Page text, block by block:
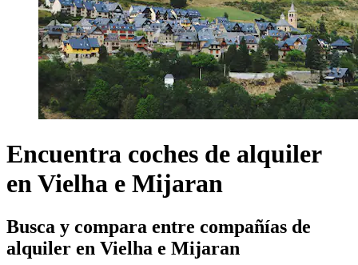
Encuentra coches de alquiler
en Vielha e Mijaran
Busca y compara entre compañías de
alquiler en Vielha e Mijaran